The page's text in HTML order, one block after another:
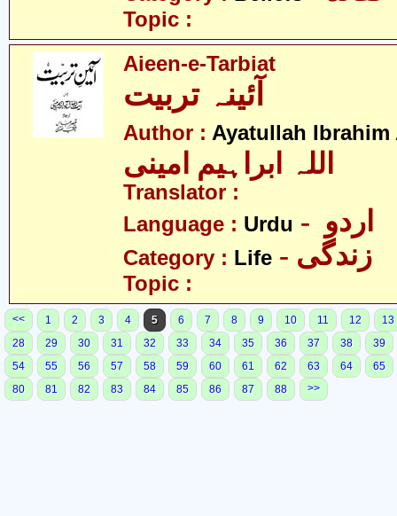
Topic :
Aieen-e-Tarbiat
آئینہ تربیت
Author : Ayatullah Ibrahim
اللہ ابراہیم امینی
Translator :
Language : Urdu
Category : Life - زندگی
Topic :
<< 1 2 3 4 5 6 7 8 9 10 11 12
13
28
29 30 31 32 33 34 35 36 37 38
39
54
55 56 57 58 59 60 61 62 63 64
65
80
81 82 83 84 85 86 87 88 >>